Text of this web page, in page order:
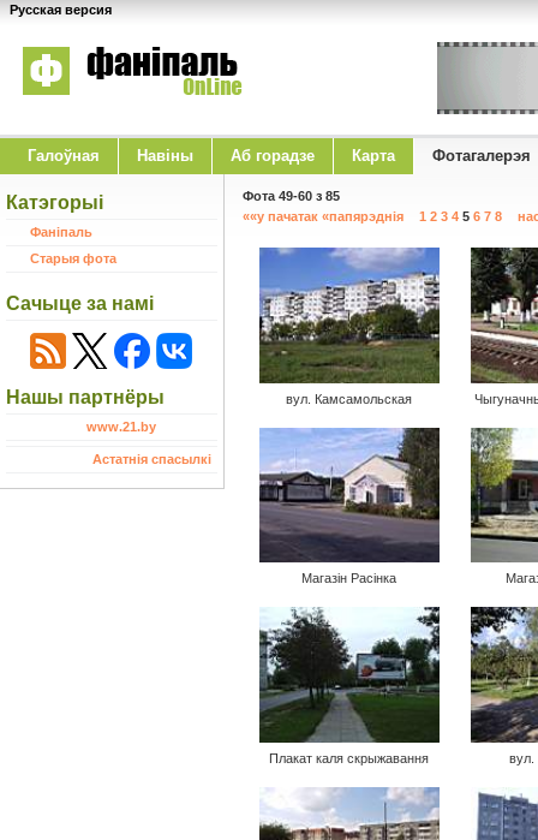
Русская версия
Галоўная Навіны Аб горадзе Карта Фотагалерэя
Катэгорыі
Фаніпаль
Старыя фота
Сачыце за намі
Нашы партнёры
www.21.by
Астатнія спасылкі
Фота 49-60 з 85
««у пачатак «папярэднія 1 2 3 4 56 7 8
вул. Камсамольская
Магазін Расінка
Плакат каля скрыжавання вул.